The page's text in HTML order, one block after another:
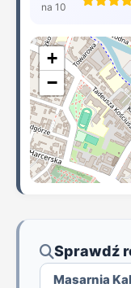
na 10
+
−
Sprawdź
Masarnia